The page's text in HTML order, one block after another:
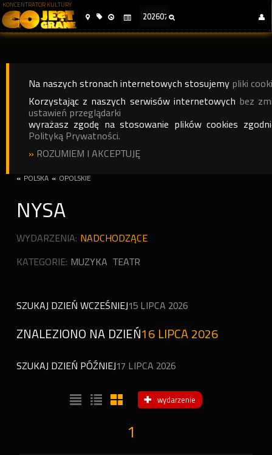
KONCENTRATOR KULTURY
Na naszych stronach internetowych stosujemy pliki
Korzystając z naszych serwisów internetowych bez
ustawień przeglądarki
wyrażasz zgodę na stosowanie plików cookies
Polityką Prywatności.
» ROZUMIEM I AKCEPTUJĘ
« POLSKA « OPOLSKIE
NYSA
WYDARZENIA: NADCHODZĄCE
KATEGORIE: MUZYKA TEATR
SZUKAJ DZIEŃ WCZEŚNIEJ15 LIPCA 2026
ZNALEZIONO NA DZIEŃ16 LIPCA 2026
SZUKAJ DZIEŃ PÓŹNIEJ17 LIPCA 2026
wydarzenie
1